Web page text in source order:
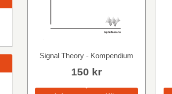
Signal Theory - Kompendium
150 kr